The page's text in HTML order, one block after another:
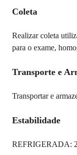
Coleta
Realizar coleta
para o exame,
Transporte e
Transportar e
Estabilidade
REFRIGERADA: